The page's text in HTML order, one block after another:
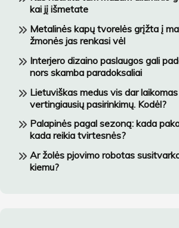
kai jį išmetate
Metalinės kapų tvorelės grįžta į
žmonės jas renkasi vėl
Interjero dizaino paslaugos gali
nors skamba paradoksaliai
Lietuviškas medus vis dar
vertingiausių pasirinkimų. Kodėl?
Palapinės pagal sezoną: kada
kada reikia tvirtesnės?
Ar žolės pjovimo robotas
kiemu?